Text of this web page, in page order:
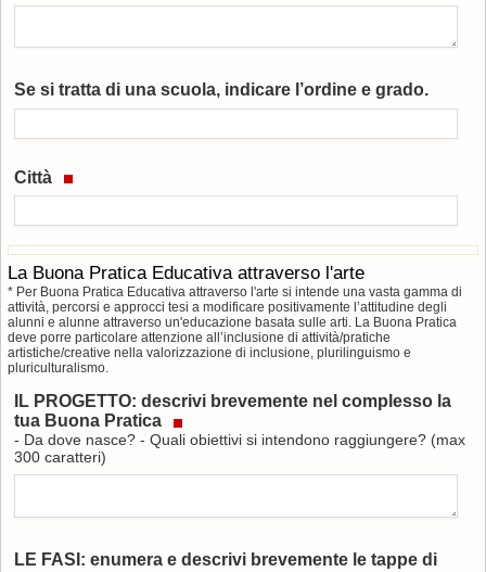
Se si tratta di una scuola, indicare l’ordine e grado.
Città
La Buona Pratica Educativa attraverso l'arte
* Per Buona Pratica Educativa attraverso l'arte si intende una vasta gamma di
attività, percorsi e approcci tesi a modificare positivamente l’attitudine degli
alunni e alunne attraverso un'educazione basata sulle arti. La Buona Pratica
deve porre particolare attenzione all’inclusione di attività/pratiche
artistiche/creative nella valorizzazione di inclusione, plurilinguismo e
pluriculturalismo.
IL PROGETTO: descrivi brevemente nel complesso la
tua Buona Pratica
- Da dove nasce? - Quali obiettivi si intendono raggiungere? (max
300 caratteri)
LE FASI: enumera e descrivi brevemente le tappe di